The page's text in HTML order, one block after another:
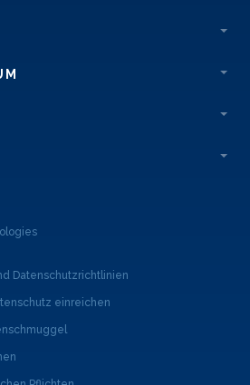
Datenschutzrichtlinien
einreichen